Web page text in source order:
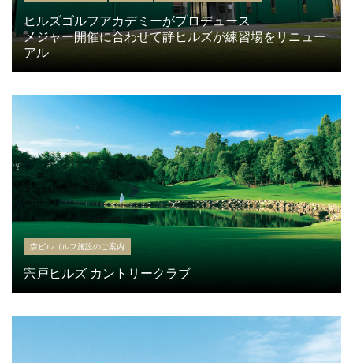
ヒルズゴルフアカデミーがプロデュース
メジャー開催に合わせて静ヒルズが練習場をリニュー
アル
森ビルゴルフ施設のご案内
宍戸ヒルズ カントリークラブ